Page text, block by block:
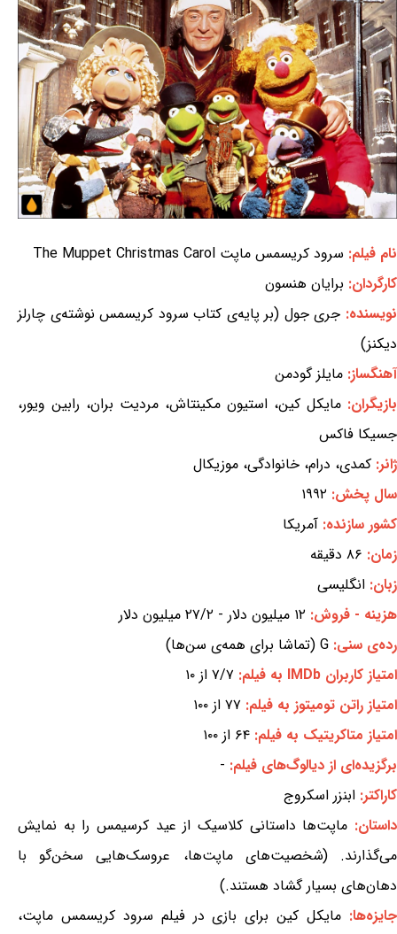
نام فیلم: سرود کریسمس ماپت The Muppet Christmas Carol
کارگردان: برایان هنسون
نویسنده: جری جول (بر پایه‌ی کتاب سرود کریسمس نوشته‌ی چارلز
دیکنز)
آهنگساز: مایلز گودمن
بازیگران: مایکل کین، استیون مکینتاش، مردیت بران، رابین ویور،
جسیکا فاکس
ژانر: کمدی، درام، خانوادگی، موزیکال
سال پخش: ۱۹۹۲
کشور سازنده: آمریکا
زمان: ۸۶ دقیقه
زبان: انگلیسی
هزینه - فروش: ۱۲ میلیون دلار - ۲۷/۲ میلیون دلار
رده‌ی سنی: G (تماشا برای همه‌ی سن‌ها)
امتیاز کاربران IMDb به فیلم:
۷/۷ از ۱۰
امتیاز راتن تومیتوز به فیلم: ۷۷ از ۱۰۰
امتیاز متاکریتیک به فیلم: ۶۴ از ۱۰۰
برگزیده‌ای از دیالوگ‌های فیلم: -
کاراکتر: ابنزر اسکروج
داستان: ماپت‌ها داستانی کلاسیک از عید کرسیمس را به نمایش
می‌گذارند. (شخصیت‌های ماپت‌ها، عروسک‌هایی سخن‌گو با
دهان‌های بسیار گشاد هستند.)
جایزه‌ها: مایکل کین برای بازی در فیلم سرود کریسمس ماپت،